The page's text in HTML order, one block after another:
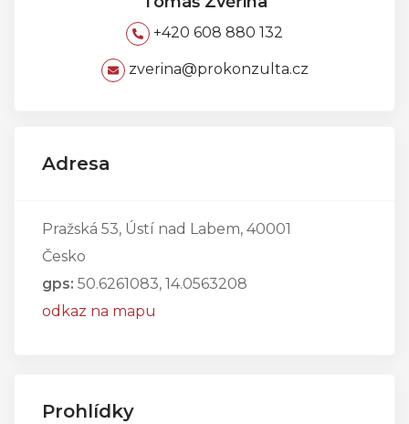
+420 608 880 132
zverina@prokonzulta.cz
Adresa
Pražská 53, Ústí nad Labem, 40001
Česko
gps: 50.6261083, 14.0563208
odkaz na mapu
Prohlídky